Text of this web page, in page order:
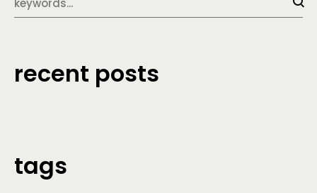
recent posts
tags